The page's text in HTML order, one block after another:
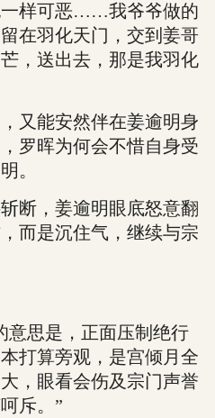
一样可恶……我爷爷做的
在羽化天门，交到姜哥
，送出去，那是我羽化
能安然伴在姜逾明身
罗晖为何会不惜自身受
。
，姜逾明眼底怒意翻
而是沉住气，继续与宗
思是，正面压制绝行
打算旁观，是宫倾月全
，眼看会伤及宗门声誉
斥。”